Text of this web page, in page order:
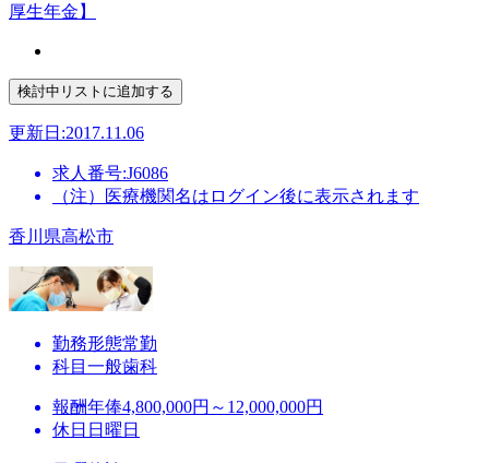
厚生年金】
更新日:2017.11.06
求人番号:J6086
（注）医療機関名はログイン後に表示されます
香川県高松市
勤務形態常勤
科目 一般歯科
報酬年俸4,800,000円～12,000,000円
休日 日曜日